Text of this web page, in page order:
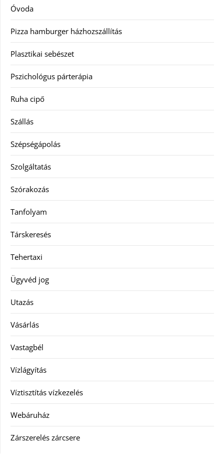
Óvoda
Pizza hamburger házhozszállítás
Plasztikai sebészet
Pszichológus párterápia
Ruha cipő
Szállás
Szépségápolás
Szolgáltatás
Szórakozás
Tanfolyam
Társkeresés
Tehertaxi
Ügyvéd jog
Utazás
Vásárlás
Vastagbél
Vízlágyítás
Víztisztítás vízkezelés
Webáruház
Zárszerelés zárcsere